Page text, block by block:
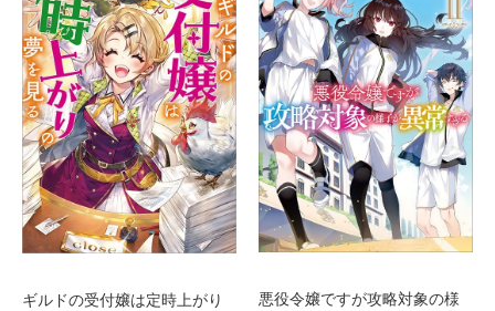
ギルドの受付嬢は定時上がり
悪役令嬢ですが攻略対象の様